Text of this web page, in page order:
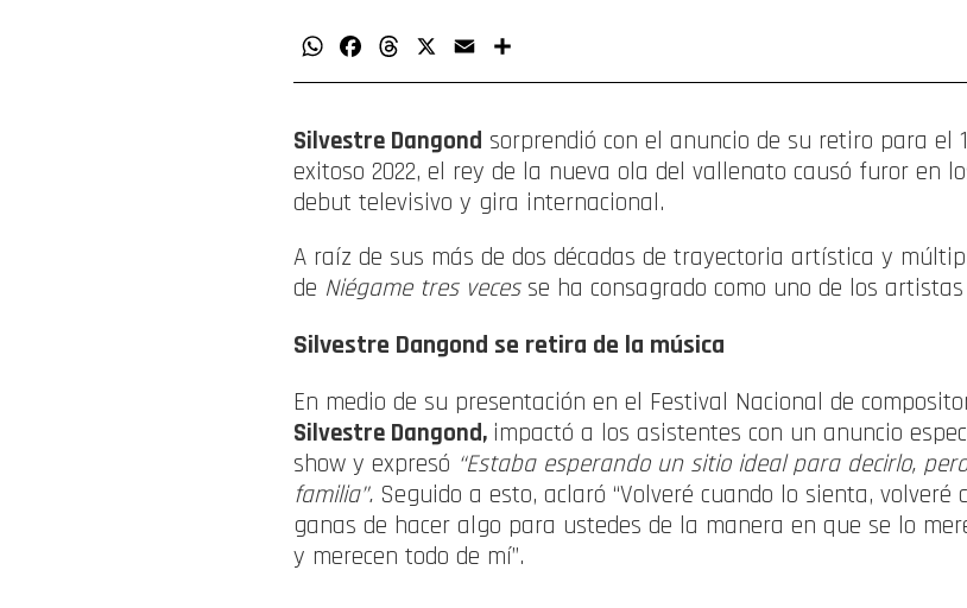
WhatsAppFacebookThreads Email
Silvestre Dangond sorprendió con el anuncio de su retiro para el
exitoso 2022, el rey de la nueva ola del vallenato causó furor en
debut televisivo y gira internacional.
A raíz de sus más de dos décadas de trayectoria artística y
de Niégame tres vecesse ha consagrado como uno de los
Silvestre Dangond se retira de la música
En medio de su presentación en el Festival Nacional de
Silvestre Dangond, impactó a los asistentes con un anuncio
show y expresó “Estaba esperando un sitio ideal para decirlo,
familia”. Seguido a esto, aclaró “Volveré cuando lo sienta,
ganas de hacer algo para ustedes de la manera en que se lo
y merecen todo de mí”.